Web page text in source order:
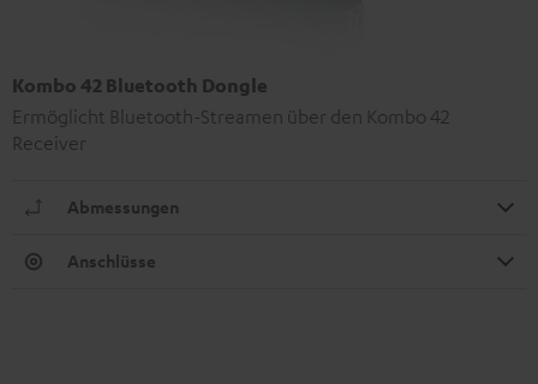
Kombo 42 Bluetooth Dongle
Ermöglicht Bluetooth-Streamen über den Kombo 42
Receiver
Abmessungen
Anschlüsse